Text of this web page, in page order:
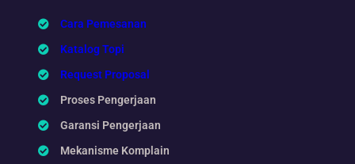
Cara Pemesanan
Katalog Topi
Request Proposal
Proses Pengerjaan
Garansi Pengerjaan
Mekanisme Komplain